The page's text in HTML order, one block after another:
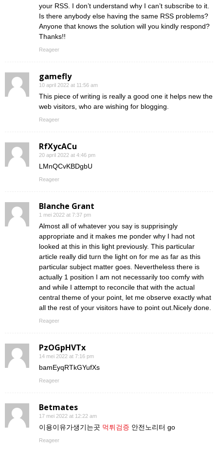
your RSS. I don’t understand why I can’t subscribe to it.
Is there anybody else having the same RSS problems?
Anyone that knows the solution will you kindly respond?
Thanks!!
Reageer
gamefly
10 april 2022 at 11:56 am
This piece of writing is really a good one it helps new the
web visitors, who are wishing for blogging.
Reageer
RfXycACu
20 april 2022 at 4:46 pm
LMnQCvKBDgbU
Reageer
Blanche Grant
1 mei 2022 at 7:37 pm
Almost all of whatever you say is supprisingly
appropriate and it makes me ponder why I had not
looked at this in this light previously. This particular
article really did turn the light on for me as far as this
particular subject matter goes. Nevertheless there is
actually 1 position I am not necessarily too comfy with
and while I attempt to reconcile that with the actual
central theme of your point, let me observe exactly what
all the rest of your visitors have to point out.Nicely done.
Reageer
PzOGpHVTx
14 mei 2022 at 7:16 pm
bamEyqRTkGYufXs
Reageer
Betmates
17 mei 2022 at 12:22 am
이용이유가생기는곳 먹튀검증 안전노리터 go
Reageer